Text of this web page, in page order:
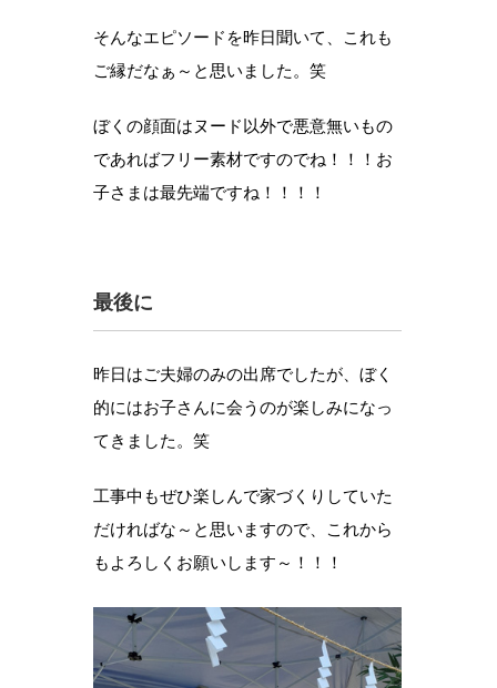
そんなエピソードを昨日聞いて、これも
ご縁だなぁ～と思いました。笑
ぼくの顔面はヌード以外で悪意無いもの
であればフリー素材ですのでね！！！お
子さまは最先端ですね！！！！
最後に
昨日はご夫婦のみの出席でしたが、ぼく
的にはお子さんに会うのが楽しみになっ
てきました。笑
工事中もぜひ楽しんで家づくりしていた
だければな～と思いますので、これから
もよろしくお願いします～！！！